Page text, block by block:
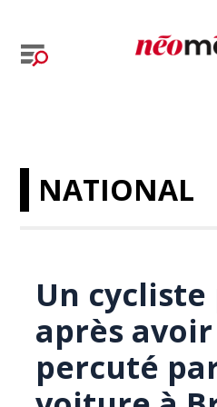
NATIONAL
Un
après
percuté